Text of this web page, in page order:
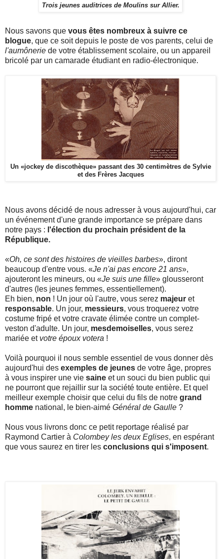
Trois jeunes auditrices de Moulins sur Allier.
Nous savons que vous êtes nombreux à suivre ce
blogue, que ce soit depuis le poste de vos parents, celui de
l'aumônerie de votre établissement scolaire, ou un appareil
bricolé par un camarade étudiant en radio-électronique.
Un «jockey de discothèque» passant des 30 centimètres de Sylvie
et des Frères Jacques
Nous avons décidé de nous adresser à vous aujourd'hui, car
un événement d'une grande importance se prépare dans
notre pays : l'élection du prochain président de la
République.
«Oh, ce sont des histoires de vieilles barbes», diront
beaucoup d'entre vous. «Je n'ai pas encore 21 ans»,
ajouteront les mineurs, ou «Je suis une fille» glousseront
d'autres (les jeunes femmes, essentiellement).
Eh bien, non ! Un jour où l'autre, vous serez majeur et
responsable. Un jour, messieurs, vous troquerez votre
costume fripé et votre cravate élimée contre un complet-
veston d'adulte. Un jour, mesdemoiselles, vous serez
mariée et votre époux votera !
Voilà pourquoi il nous semble essentiel de vous donner dès
aujourd'hui des exemples de jeunes de votre âge, propres
à vous inspirer une vie saine et un souci du bien public qui
ne pourront que rejaillir sur la société toute entière. Et quel
meilleur exemple choisir que celui du fils de notre grand
homme national, le bien-aimé Général de Gaulle ?
Nous vous livrons donc ce petit reportage réalisé par
Raymond Cartier à Colombey les deux Eglises, en espérant
que vous saurez en tirer les conclusions qui s'imposent.